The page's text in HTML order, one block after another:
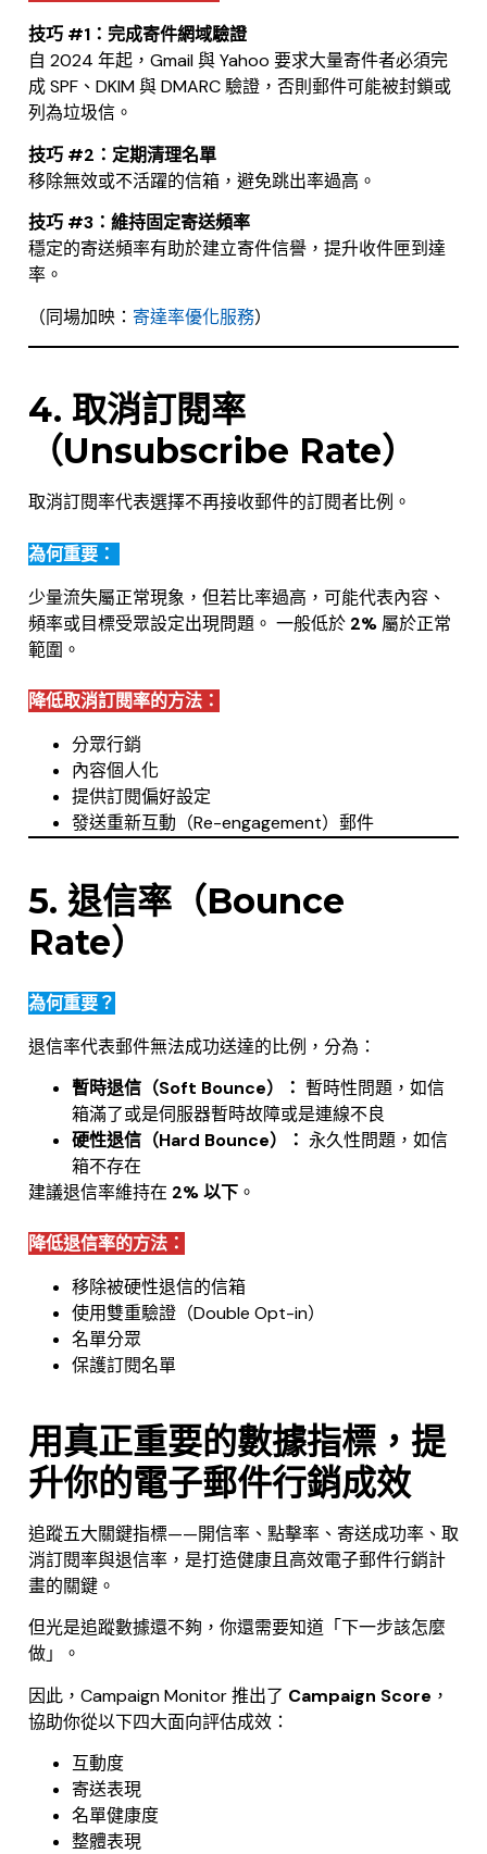
技巧 #1：完成寄件網域驗證
自 2024 年起，Gmail 與 Yahoo 要求大量寄件者必須完
成 SPF、DKIM 與 DMARC 驗證，否則郵件可能被封鎖或
列為垃圾信。
技巧 #2：定期清理名單
移除無效或不活躍的信箱，避免跳出率過高。
技巧 #3：維持固定寄送頻率
穩定的寄送頻率有助於建立寄件信譽，提升收件匣到達
率。
（同場加映： 寄達率優化服務）
4. 取消訂閱率
（Unsubscribe Rate）
取消訂閱率代表選擇不再接收郵件的訂閱者比例。
為何重要：
少量流失屬正常現象，但若比率過高，可能代表內容、
頻率或目標受眾設定出現問題。 一般低於 2% 屬於正常
範圍。
降低取消訂閱率的方法：
分眾行銷
內容個人化
提供訂閱偏好設定
發送重新互動（Re-engagement）郵件
5. 退信率（Bounce
Rate）
為何重要？
退信率代表郵件無法成功送達的比例，分為：
暫時退信（Soft Bounce）： 暫時性問題，如信
箱滿了或是伺服器暫時故障或是連線不良
硬性退信（Hard Bounce）： 永久性問題，如信
箱不存在
建議退信率維持在 2% 以下 。
降低退信率的方法：
移除被硬性退信的信箱
使用雙重驗證（Double Opt-in）
名單分眾
保護訂閱名單
用真正重要的數據指標，提
升你的電子郵件行銷成效
追蹤五大關鍵指標——開信率、點擊率、寄送成功率、取
消訂閱率與退信率，是打造健康且高效電子郵件行銷計
畫的關鍵。
但光是追蹤數據還不夠，你還需要知道「下一步該怎麼
做」。
因此，Campaign Monitor 推出了 Campaign Score ，
協助你從以下四大面向評估成效：
互動度
寄送表現
名單健康度
整體表現